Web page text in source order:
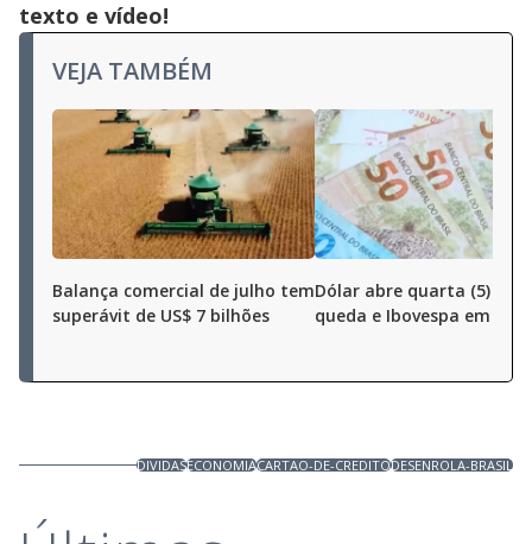
texto e vídeo!
VEJA TAMBÉM
Balança comercial de julho tem
superávit de US$ 7 bilhões
Dólar abre quarta (5) em
queda e Ibovespa em alta
DIVIDASECONOMIACARTAO-DE-CREDITODESENROLA-BRASIL